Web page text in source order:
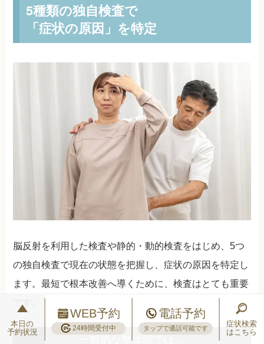
5種類の独自検査で
「症状の原因」を特定
脳反射を利用した検査や静的・動的検査をはじめ、5つ
の独自検査で現在の状態を把握し、症状の原因を特定し
ます。最短で根本改善へ導くために、検査はとても重要
一般的な整体院では…
本日の
予約状況
WEB予約
24時間受付中
電話予約
タップで通話可能です
症状検索
はこちら